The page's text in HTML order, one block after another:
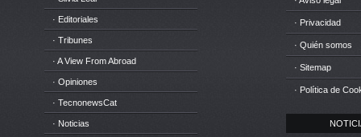
· Editoriales
· Tribunes
· A View From Abroad
· Opiniones
· TecnonewsCat
· Noticias
· Privacidad
· Quién somos
· Sitemap
· Política de